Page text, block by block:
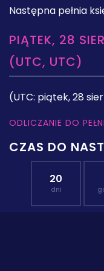
Następna pełnia
PIĄTEK, 28
(UTC, UTC)
(UTC: piątek, 28
ODLICZANIE DO
CZAS DO
20
dni